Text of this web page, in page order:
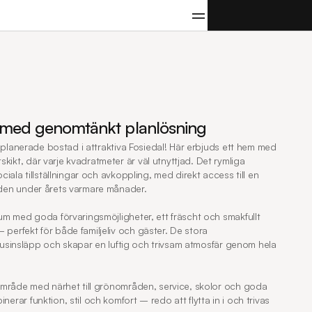
genomtänkt planlösning
bostad i attraktiva Fosiedal! Här erbjuds ett hem med
där varje kvadratmeter är väl utnyttjad. Det rymliga
tillställningar och avkoppling, med direkt access till en
under årets varmare månader.
med goda förvaringsmöjligheter, ett fräscht och smakfullt
för både familjeliv och gäster. De stora
och skapar en luftig och trivsam atmosfär genom hela
med närhet till grönområden, service, skolor och goda
funktion, stil och komfort – redo att flytta in i och trivas